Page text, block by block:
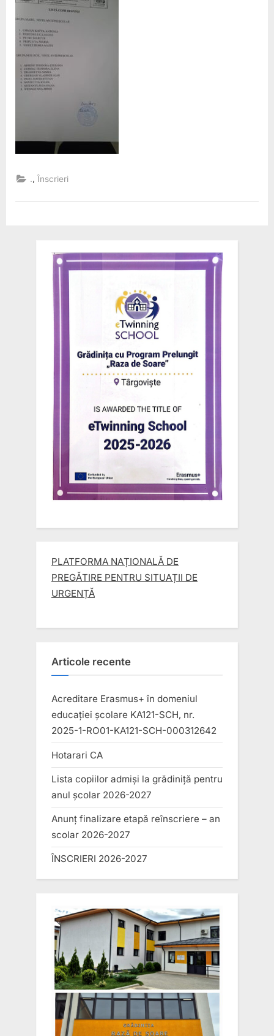
. ,Înscrieri
PLATFORMA NAȚIONALĂ DE
PREGĂTIRE PENTRU SITUAȚII DE
URGENȚĂ
Articole recente
Acreditare Erasmus+ în domeniul
educației școlare KA121-SCH, nr.
2025-1-RO01-KA121-SCH-000312642
Hotarari CA
Lista copiilor admiși la grădiniță pentru
anul școlar 2026-2027
Anunț finalizare etapă reînscriere – an
scolar 2026-2027
ÎNSCRIERI 2026-2027